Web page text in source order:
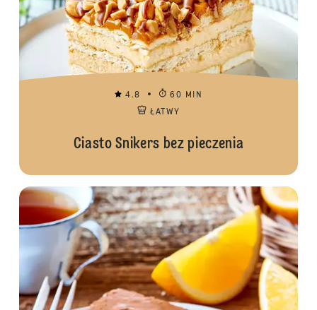
4.8
60 MIN
ŁATWY
Ciasto Snikers bez pieczenia